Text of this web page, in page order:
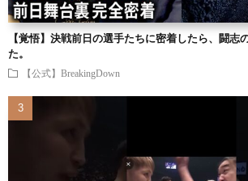
【覚悟】決戦前日の選手たちに密着したら、闘志
た。
【公式】BreakingDown